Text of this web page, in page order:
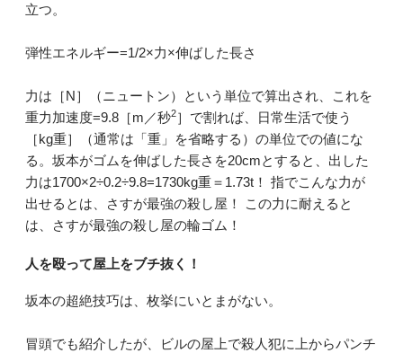
立つ。
弾性エネルギー=1/2×力×伸ばした長さ
力は［N］（ニュートン）という単位で算出され、これを
重力加速度=9.8［m／秒2］で割れば、日常生活で使う
［kg重］（通常は「重」を省略する）の単位での値にな
る。坂本がゴムを伸ばした長さを20cmとすると、出した
力は1700×2÷0.2÷9.8=1730kg重＝1.73t！ 指でこんな力が
出せるとは、さすが最強の殺し屋！ この力に耐えると
は、さすが最強の殺し屋の輪ゴム！
人を殴って屋上をブチ抜く！
坂本の超絶技巧は、枚挙にいとまがない。
冒頭でも紹介したが、ビルの屋上で殺人犯に上からパンチ